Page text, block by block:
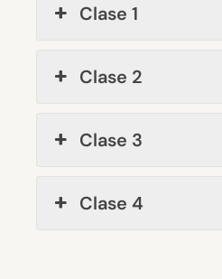
Clase 1
Clase 2
Clase 3
Clase 4